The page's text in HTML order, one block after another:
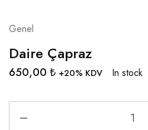
Genel
Daire Çapraz
650,00 ₺ +20% KDV In stock